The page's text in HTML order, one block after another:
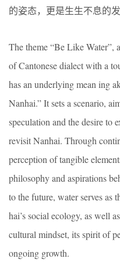
的姿态，更是生生不息的发
The theme “Be Like Water”,
of Cantonese dialect with a
has an underlying mean ing
Nanhai.” It sets a scenario,
speculation and the desire to
revisit Nanhai. Through
perception of tangible
philosophy and aspirations
to the future, water serves as
hai’s social ecology, as well
cultural mindset, its spirit of
ongoing growth.